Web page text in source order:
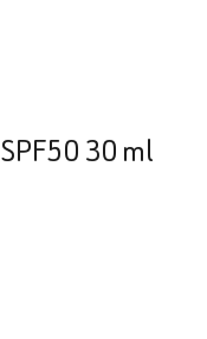
30 ml